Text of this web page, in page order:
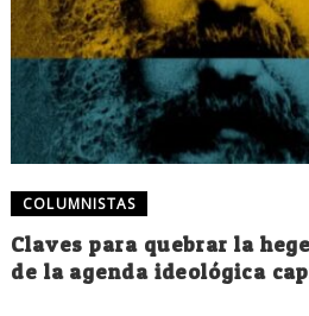
COLUMNISTAS
Claves para quebrar la
de la agenda ideológica